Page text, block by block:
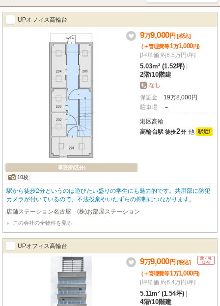
UPオフィス高輪台
事務所(区分)
10枚
9万9,000円 [税込]
(＋管理費等1万1,000円)
[坪単価 約6.5万円/坪]
5.03m² (1.52坪)
2階/10階建
礼 なし
保証金
19万8,000円
駐車場
－
港区高輪
高輪台駅 徒歩2分 他 駅近!
駅から徒歩2分というのは遊びたい盛りの学生にも魅力的です。共用部に防犯
カメラが付いているので、不法投棄やいたずらの抑制につながります。
店舗ステーション名古屋 (株)お部屋ステーション
この会社の全物件を見る
UPオフィス高輪台
9万9,000円 [税込]
(＋管理費等1万1,000円)
[坪単価 約6.4万円/坪]
5.11m² (1.54坪)
4階/10階建